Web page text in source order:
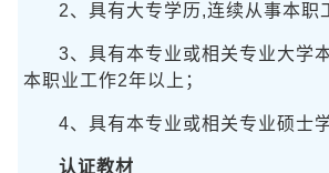
2、具有大专学历,连续从事本职
3、具有本专业或相关专业大学
本职业工作2年以上；
4、具有本专业或相关专业硕士学
认证教材